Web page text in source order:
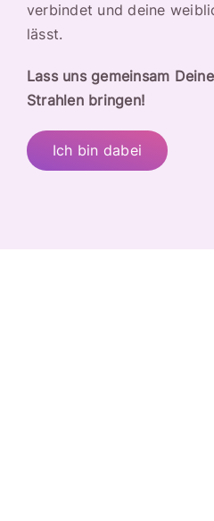
verbindet und deine
lässt.
Lass uns gemeinsam
Strahlen bringen!
Ich bin dabei